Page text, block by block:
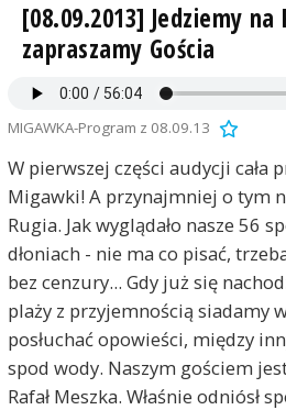
[08.09.2013] Jedziemy na
zapraszamy Gościa
MIGAWKA-Program z 08.09.13
W pierwszej części audycji cała
Migawki! A przynajmniej o tym
Rugia. Jak wyglądało nasze 56
dłoniach - nie ma co pisać,
bez cenzury... Gdy już się
plaży z przyjemnością siadamy
posłuchać opowieści, między
spod wody. Naszym gościem
Rafał Meszka. Właśnie odniósł